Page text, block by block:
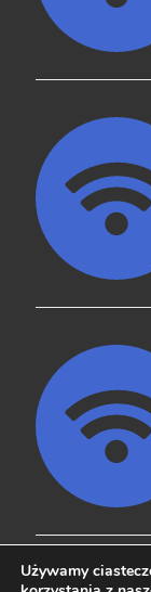
Używamy